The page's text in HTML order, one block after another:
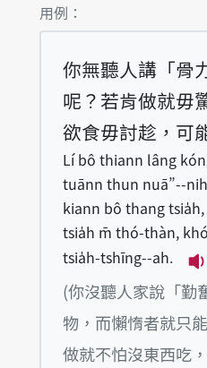
第1項釋義的
用例：
你無聽人講「骨
呢？若肯做就毋
欲食毋討趁，可
Lí bô thiann lâng
tuānn thun nuā”--
kiann bô thang
tsia̍h m̄ thó-thàn,
tsia̍h-tshīng--ah.
(你沒聽人家說「勤
物，而懶惰者就只
做就不怕沒東西吃